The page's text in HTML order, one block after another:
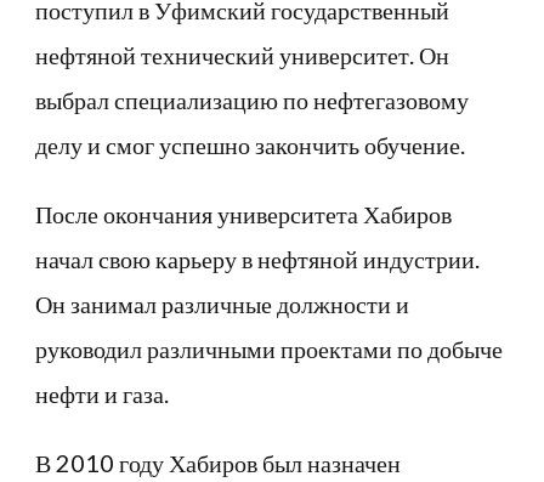
поступил в Уфимский государственный
нефтяной технический университет. Он
выбрал специализацию по нефтегазовому
делу и смог успешно закончить обучение.
После окончания университета Хабиров
начал свою карьеру в нефтяной индустрии.
Он занимал различные должности и
руководил различными проектами по добыче
нефти и газа.
В 2010 году Хабиров был назначен